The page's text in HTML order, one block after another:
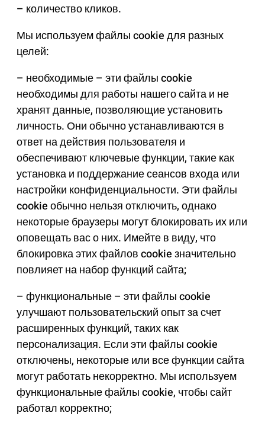
– количество кликов.
Мы используем файлы cookie для разных
целей:
– необходимые – эти файлы cookie
необходимы для работы нашего сайта и не
хранят данные, позволяющие установить
личность. Они обычно устанавливаются в
ответ на действия пользователя и
обеспечивают ключевые функции, такие как
установка и поддержание сеансов входа или
настройки конфиденциальности. Эти файлы
cookie обычно нельзя отключить, однако
некоторые браузеры могут блокировать их или
оповещать вас о них. Имейте в виду, что
блокировка этих файлов cookie значительно
повлияет на набор функций сайта;
– функциональные – эти файлы cookie
улучшают пользовательский опыт за счет
расширенных функций, таких как
персонализация. Если эти файлы cookie
отключены, некоторые или все функции сайта
могут работать некорректно. Мы используем
функциональные файлы cookie, чтобы сайт
работал корректно;